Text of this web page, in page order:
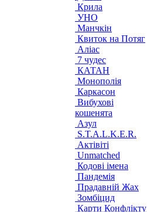
Крила
УНО
Манчкін
Квиток на Потяг
Аліас
7 чудес
КАТАН
Монополія
Каркасон
Вибухові
кошенята
Азул
S.T.A.L.K.E.R.
Актівіті
Unmatched
Кодові імена
Пандемія
Прадавній Жах
Зомбіцид
Карти Конфлікту